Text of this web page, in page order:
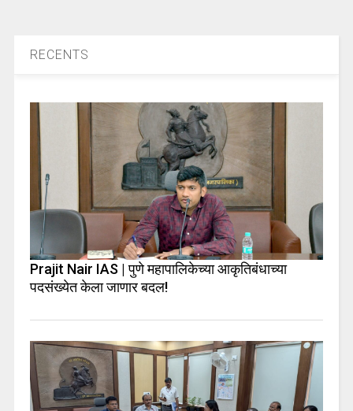
RECENTS
Prajit Nair IAS | पुणे महापालिकेच्या आकृतिबंधाच्या
पदसंख्येत केला जाणार बदल!